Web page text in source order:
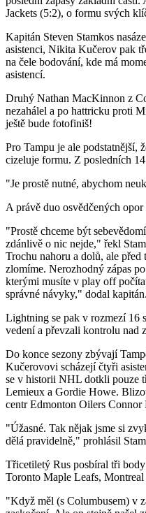
Jackets (5:2), o formu svých
Kapitán Steven Stamkos
asistenci, Nikita Kučerov pak
na čele bodování, kde má
asistencí.
Druhý Nathan MacKinnon z
nezahálel a po hattricku proti
ještě bude fotofiniš!
Pro Tampu je ale podstatnější,
cizeluje formu. Z posledních
"Je prostě nutné, abychom
A právě duo osvědčených
"Prostě chceme být
zdánlivě o nic nejde," řekl
Trochu nahoru a dolů, ale
zlomíme. Nerozhodný zápas
kterými musíte v play off
správné návyky," dodal kapitán.
Lightning se pak v rozmezí 16
vedení a převzali kontrolu nad
Do konce sezony zbývají
Kučerovovi scházejí čtyři
se v historii NHL dotkli pouze
Lemieux a Gordie Howe.
centr Edmonton Oilers Connor
"Úžasné. Tak nějak jsme si
dělá pravidelně," prohlásil
Třicetiletý Rus posbíral tři
Toronto Maple Leafs, Montreal
"Když měl (s Columbusem) v